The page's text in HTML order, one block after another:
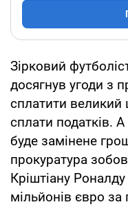
Зірковий
досягнув угоди з
сплатити великий
сплати податків.
буде замінене
прокуратура
Кріштіану
мільйонів євро за